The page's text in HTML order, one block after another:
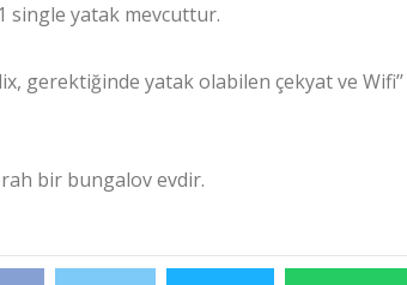
single yatak mevcuttur.
gerektiğinde yatak olabilen çekyat ve Wifi’’
bir bungalov evdir.